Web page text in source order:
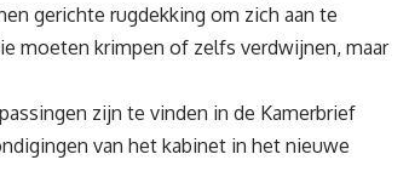
gerichte rugdekking om zich aan te
moeten krimpen of zelfs verdwijnen, maar
zijn te vinden in de Kamerbrief
van het kabinet in het nieuwe